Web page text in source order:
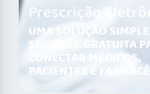
Prescrição
UMA SOLUÇÃO
SEGURA E GRATUITA
CONECTAR MÉDICOS,
PACIENTES E